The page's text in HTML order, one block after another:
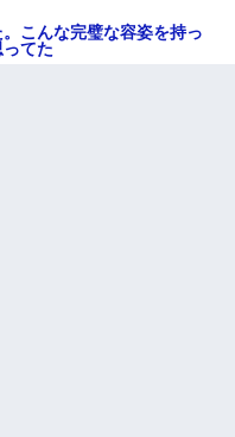
こんな完璧な容姿を持っ
てた